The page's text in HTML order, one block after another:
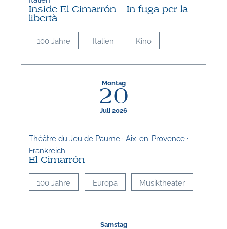
Inside El Cimarrón – In fuga per la
libertà
100 Jahre Italien Kino
Montag
20
Juli 2026
Théâtre du Jeu de Paume · Aix-en-Provence ·
Frankreich
El Cimarrón
100 Jahre Europa Musiktheater
Samstag